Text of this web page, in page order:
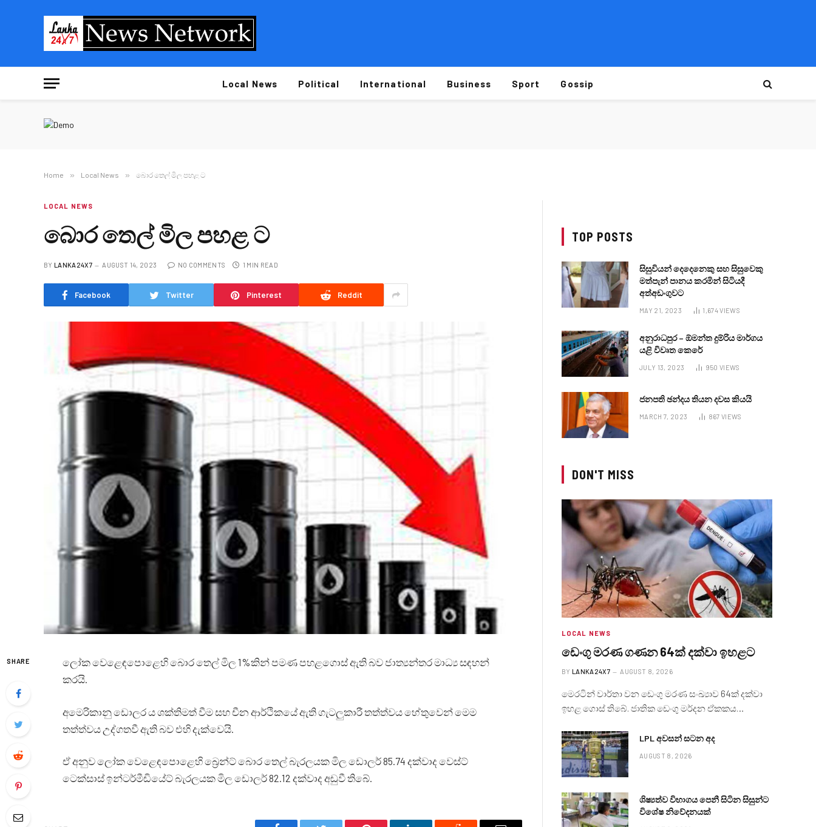
Local News Political International Business Sport Gossip
Home » Local News » බොර තෙල් මිල පහළ ට
LOCAL NEWS
බොර තෙල් මිල පහළ ට
BY LANKA24X7 AUGUST 14, 2023 NO COMMENTS 1 MIN READ
Facebook Twitter Pinterest Reddit
SHARE
ලෝක වෙළෙඳපොළෙහි බොර තෙල් මිල 1%කින් පමණ පහළගොස් ඇති බව ජාත්‍යන්තර මාධ්‍ය සඳහන්
කරයි.
අමෙරිකානු ඩොලර ය ශක්තිමත් වීම සහ චීන ආර්ථිකයේ ඇති ගැටලුකාරී තත්ත්වය හේතුවෙන් මෙම
තත්ත්වය උද්ගතවී ඇති බව එහි දැක්වෙයි.
ඒ අනුව ලෝක වෙළෙඳපොළෙහි බ්‍රෙන්ට් බොර තෙල් බැරලයක මිල ඩොලර් 85.74 දක්වාද වෙස්ට්
ටෙක්සාස් ඉන්ටර්මීඩියේට් බැරලයක මිල ඩොලර් 82.12 දක්වාද අඩුවී තිබේ.
TOP POSTS
සිසුවියන් දෙදෙනෙකු සහ සිසුවෙකු
මත්පැන් පානය කරමින් සිටියදී
අත්අඩංගුවට
MAY 21, 2023 1,674VIEWS
අනුරාධපුර – ඕමන්ත දුම්රිය මාර්ගය
යළි විවෘත කෙරේ
JULY 13, 2023 950 VIEWS
ජනපති ඡන්දය තියන දවස කියයි
MARCH 7, 2023 867 VIEWS
DON'T MISS
LOCAL NEWS
ඩෙංගු මරණ ගණන 64ක් දක්වා ඉහළට
BY LANKA24X7 AUGUST 8, 2026
මෙරටින් වාර්තා වන ඩෙංගු මරණ සංඛ්‍යාව 64ක් දක්වා
ඉහළ ගොස් තිබේ. ජාතික ඩෙංගු මර්දන ඒකකය…
LPL අවසන් සටන අද
AUGUST 8, 2026
ශිෂ්‍යත්ව විභාගය පෙනී සිටින සිසුන්ට
විශේෂ නිවේදනයක්